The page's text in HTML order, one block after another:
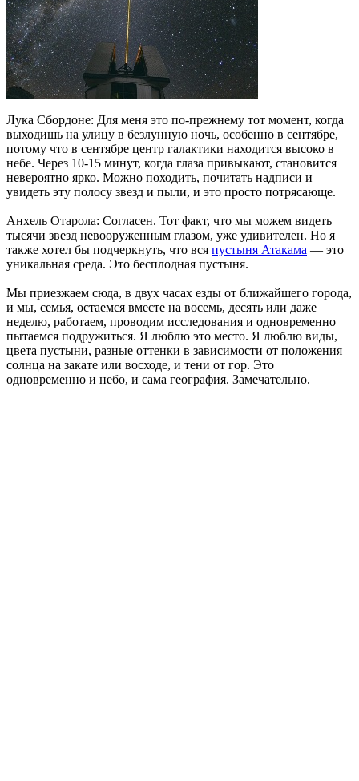
Лука Сбордоне: Для меня это по-прежнему тот момент, когда
выходишь на улицу в безлунную ночь, особенно в сентябре,
потому что в сентябре центр галактики находится высоко в
небе. Через 10-15 минут, когда глаза привыкают, становится
невероятно ярко. Можно походить, почитать надписи и
увидеть эту полосу звезд и пыли, и это просто потрясающе.
Анхель Отарола: Согласен. Тот факт, что мы можем видеть
тысячи звезд невооруженным глазом, уже удивителен. Но я
также хотел бы подчеркнуть, что вся пустыня Атакама — это
уникальная среда. Это бесплодная пустыня.
Мы приезжаем сюда, в двух часах езды от ближайшего города,
и мы, семья, остаемся вместе на восемь, десять или даже
неделю, работаем, проводим исследования и одновременно
пытаемся подружиться. Я люблю это место. Я люблю виды,
цвета пустыни, разные оттенки в зависимости от положения
солнца на закате или восходе, и тени от гор. Это
одновременно и небо, и сама география. Замечательно.